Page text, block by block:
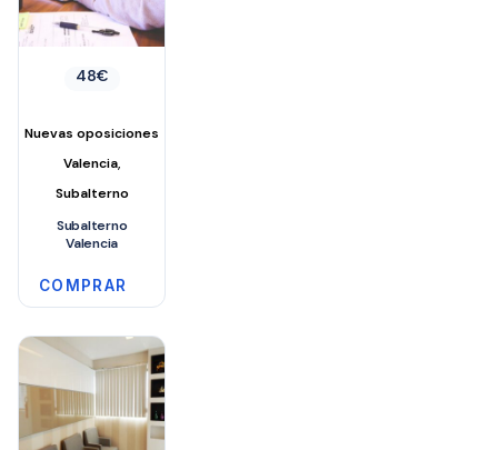
48€
Nuevas oposiciones
Valencia,
Subalterno
Subalterno
Valencia
COMPRAR